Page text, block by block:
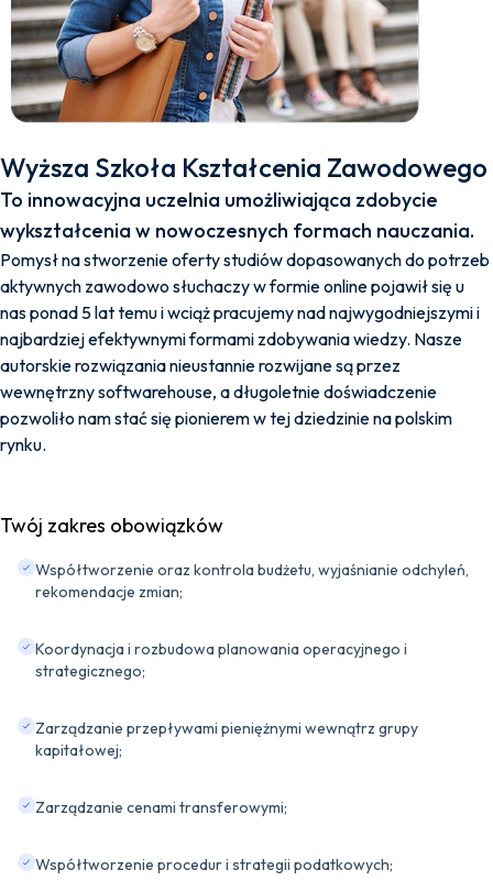
Wyższa Szkoła Kształcenia Zawodowego
To innowacyjna uczelnia umożliwiająca zdobycie
wykształcenia w nowoczesnych formach nauczania.
Pomysł na stworzenie oferty studiów dopasowanych do potrzeb
aktywnych zawodowo słuchaczy w formie online pojawił się u
nas ponad 5 lat temu i wciąż pracujemy nad najwygodniejszymi i
najbardziej efektywnymi formami zdobywania wiedzy. Nasze
autorskie rozwiązania nieustannie rozwijane są przez
wewnętrzny softwarehouse, a długoletnie doświadczenie
pozwoliło nam stać się pionierem w tej dziedzinie na polskim
rynku.
Twój zakres obowiązków
Współtworzenie oraz kontrola budżetu, wyjaśnianie odchyleń,
rekomendacje zmian;
Koordynacja i rozbudowa planowania operacyjnego i
strategicznego;
Zarządzanie przepływami pieniężnymi wewnątrz grupy
kapitałowej;
Zarządzanie cenami transferowymi;
Współtworzenie procedur i strategii podatkowych;